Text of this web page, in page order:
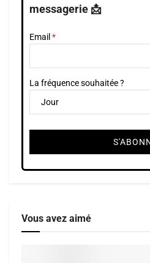
messagerie 📩
Email
La fréquence souhaitée ?
Vous avez aimé